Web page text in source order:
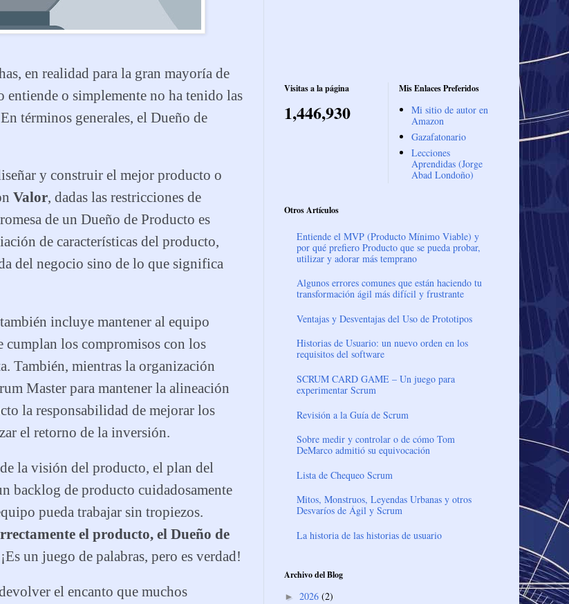
en realidad para la gran mayoría de
entiende o simplemente no ha tenido las
términos generales, el Dueño de
y construir el mejor producto o
Valor, dadas las restricciones de
de un Dueño de Producto es
de características del producto,
del negocio sino de lo que significa
incluye mantener al equipo
los compromisos con los
También, mientras la organización
Master para mantener la alineación
la responsabilidad de mejorar los
el retorno de la inversión.
la visión del producto, el plan del
backlog de producto cuidadosamente
pueda trabajar sin tropiezos.
el producto, el Dueño de
un juego de palabras, pero es verdad!
el encanto que muchos
Visitas a la página
1,446,930
Mis Enlaces Preferidos
Mi sitio de autor en
Amazon
Gazafatonario
Lecciones
Aprendidas (Jorge
Abad Londoño)
Otros Artículos
Entiende el MVP (Producto Mínimo Viable) y
por qué prefiero Producto que se pueda probar,
utilizar y adorar más temprano
Algunos errores comunes que están haciendo tu
transformación ágil más difícil y frustrante
Ventajas y Desventajas del Uso de Prototipos
Historias de Usuario: un nuevo orden en los
requisitos del software
SCRUM CARD GAME – Un juego para
experimentar Scrum
Revisión a la Guía de Scrum
Sobre medir y controlar o de cómo Tom
DeMarco admitió su equivocación
Lista de Chequeo Scrum
Mitos, Monstruos, Leyendas Urbanas y otros
Desvaríos de Ágil y Scrum
La historia de las historias de usuario
Archivo del Blog
► 2026 (2)